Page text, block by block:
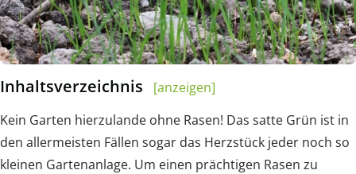
Inhaltsverzeichnis
[anzeigen]
Kein Garten hierzulande ohne Rasen! Das satte Grün ist in
den allermeisten Fällen sogar das Herzstück jeder noch so
kleinen Gartenanlage. Um einen prächtigen Rasen zu